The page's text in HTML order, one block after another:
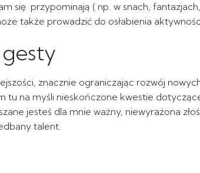
się przypominają ( np. w snach,
także prowadzić do osłabienia
znacznie ograniczając rozwój
tu na myśli nieskończone kwestie
jesteś dla mnie ważny, niewyrażona
talent.